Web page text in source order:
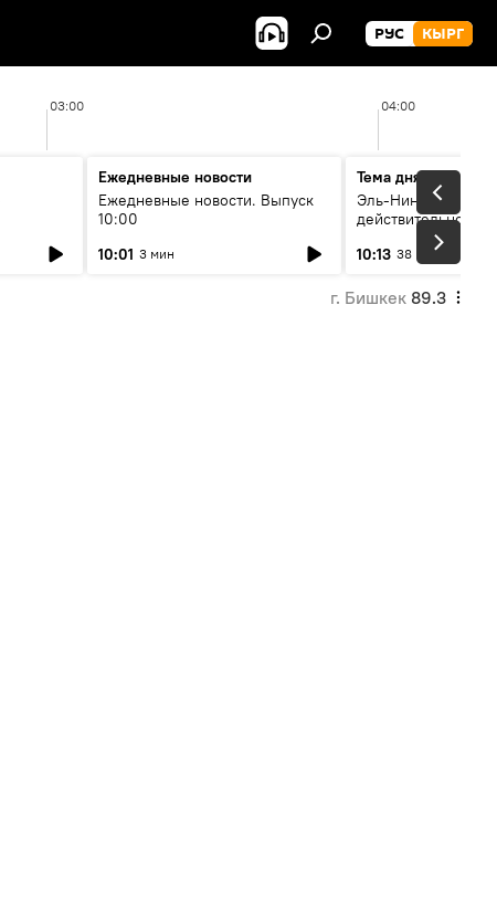
РУС КЫРГ
03:00 04:00
Ежедневные новости
Ежедневные новости. Выпуск
10:00
10:01 3 мин
Тема дня
Эль-Ниньо, жара и
действительно
погоду в
10:13 38 мин
г. Бишкек 89.3